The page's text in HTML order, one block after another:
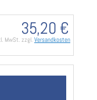
35,20 €
MwSt. zzgl. Versandkosten